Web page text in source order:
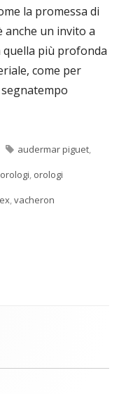
la promessa di
anche un invito a
quella più profonda
come per
Tag
audermar piguet,
orologi, orologi
,vacheron